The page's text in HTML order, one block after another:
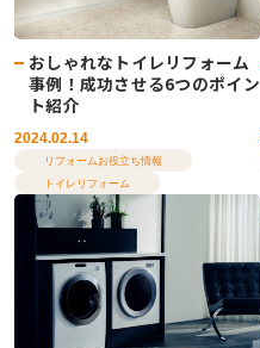
おしゃれなトイレリフォーム
事例！成功させる6つのポイン
ト紹介
2024.02.14
リフォームお役立ち情報
トイレリフォーム